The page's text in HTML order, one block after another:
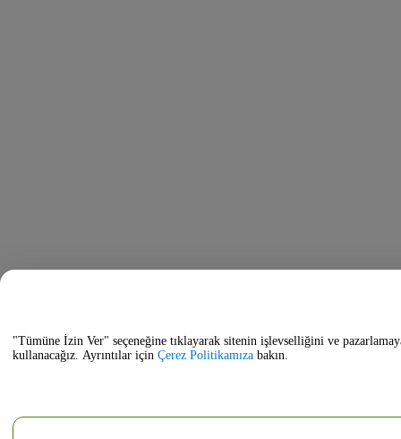
"Tümüne İzin Ver" seçeneğine tıklayarak sitenin işlevselliğini ve
kullanacağız. Ayrıntılar için Çerez Politikamıza bakın.